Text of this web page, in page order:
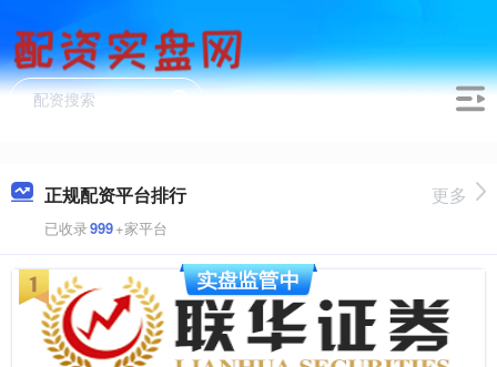
正规配资平台排行
已收录999+家平台
更多